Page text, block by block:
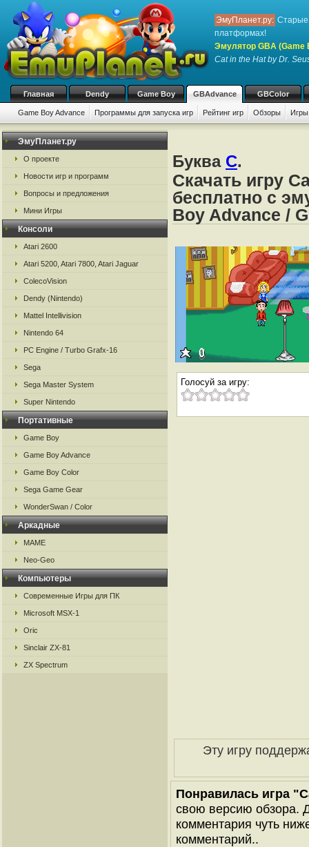
ЭмуПланет.ру: Старые
платформах!
Эмулятор GBA (Game
Cat in the Hat by Dr.
Главная Dendy Game Boy GBAdvance GBColor
Game Boy Advance Программы для запуска игр Рейтинг игр Обзоры
ЭмуПланет.ру
О проекте
Новости игр и программ
Вопросы и предложения
Мини Игры
Консоли
Atari 2600
Atari 5200, Atari 7800, Atari Jaguar
ColecoVision
Dendy (Nintendo)
Mattel Intellivision
Nintendo 64
PC Engine / Turbo Grafx-16
Sega
Sega Master System
Super Nintendo
Портативные
Game Boy
Game Boy Advance
Game Boy Color
Sega Game Gear
WonderSwan / Color
Аркадные
MAME
Neo-Geo
Компьютеры
Современные Игры для ПК
Microsoft MSX-1
Oric
Sinclair ZX-81
ZX Spectrum
Буква C.
Скачать игру
бесплатно с
Boy Advance /
Голосуй за игру:
Эту игру
Понравилась игра
свою версию обзора.
комментария чуть
комментарий..